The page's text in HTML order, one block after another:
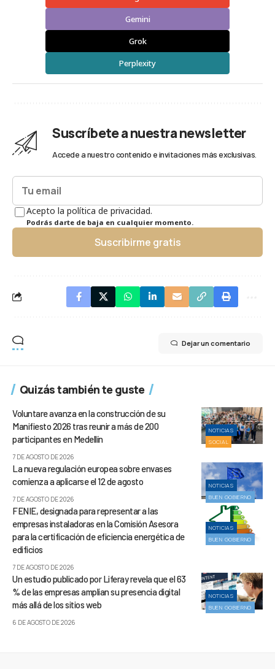
Gemini
Grok
Perplexity
Suscríbete a nuestra newsletter
Accede a nuestro contenido e invitaciones más exclusivas.
Acepto la política de privacidad.
Podrás darte de baja en cualquier momento.
Suscribirme gratis
Dejar un comentario
Quizás también te guste
NOTICIAS
SOCIAL
Voluntare avanza en la construcción de su
Manifiesto 2026 tras reunir a más de 200
participantes en Medellín
7 DE AGOSTO DE 2026
NOTICIAS
BUEN GOBIERNO
La nueva regulación europea sobre envases
comienza a aplicarse el 12 de agosto
7 DE AGOSTO DE 2026
NOTICIAS
BUEN GOBIERNO
FENIE, designada para representar a las
empresas instaladoras en la Comisión Asesora
para la certificación de eficiencia energética de
edificios
7 DE AGOSTO DE 2026
NOTICIAS
BUEN GOBIERNO
Un estudio publicado por Liferay revela que el 63
% de las empresas amplían su presencia digital
más allá de los sitios web
6 DE AGOSTO DE 2026